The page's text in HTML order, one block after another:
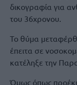
δικογραφία για
του 36χρονου.
Το θύμα
έπειτα σε
κατέληξε την
Όμως όπως